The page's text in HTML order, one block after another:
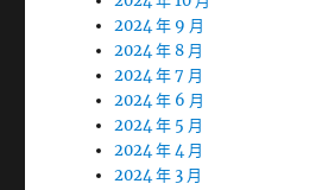
2024 年 9 月
2024 年 8 月
2024 年 7 月
2024 年 6 月
2024 年 5 月
2024 年 4 月
2024 年 3 月